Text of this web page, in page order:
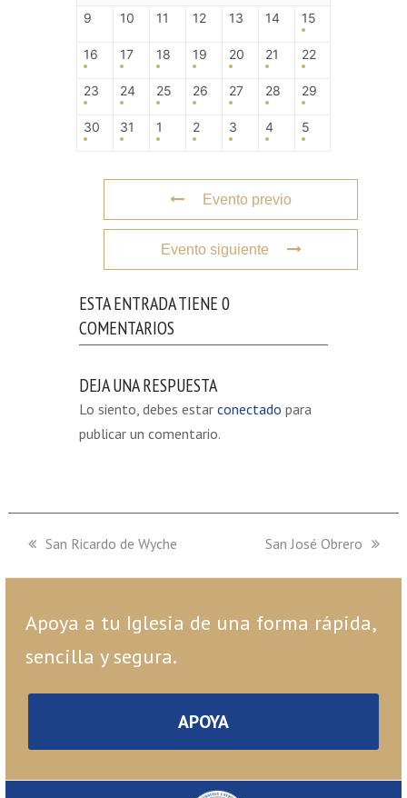
9 10 11 12 13 14 15
16 17 18 19 20 21 22
23 24 25 26 27 28 29
30 31 1 2 3 4 5
Evento previo
Evento siguiente
ESTA ENTRADA TIENE 0
COMENTARIOS
DEJA UNA RESPUESTA
Lo siento, debes estar conectado para
publicar un comentario.
previous
San Ricardo de Wyche
next
San José Obrero
Apoya a tu Iglesia de una forma rápida,
sencilla y segura.
APOYA